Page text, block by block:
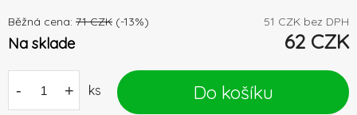
Běžná cena: 71 CZK (-13%) 51 CZK bez DPH
Na sklade 62 CZK
- + ks Do košíku